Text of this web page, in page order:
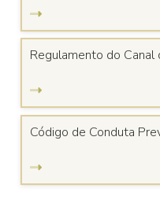
Regulamento do Canal
Código de Conduta